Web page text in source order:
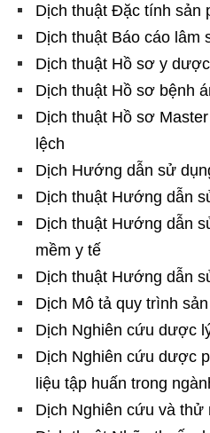
Dịch thuật Đặc tính sản
Dịch thuật Báo cáo lâm
Dịch thuật Hồ sơ y dược
Dịch thuật Hồ sơ bệnh
Dịch thuật Hồ sơ
lệch
Dịch Hướng dẫn sử
Dịch thuật Hướng dẫn
Dịch thuật Hướng dẫn
mềm y tế
Dịch thuật Hướng dẫn
Dịch Mô tả quy trình
Dịch Nghiên cứu dược
Dịch Nghiên cứu dược
liệu tập huấn trong
Dịch Nghiên cứu và thử